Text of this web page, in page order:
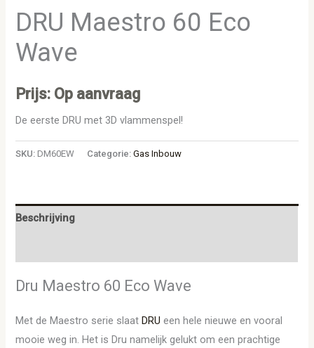
DRU Maestro 60 Eco
Wave
Prijs: Op aanvraag
De eerste DRU met 3D vlammenspel!
SKU:DM60EW Categorie:Gas Inbouw
Beschrijving
Dru Maestro 60 Eco Wave
Met de Maestro serie slaatDRU een hele nieuwe en vooral
mooie weg in. Het is Dru namelijk gelukt om een prachtige